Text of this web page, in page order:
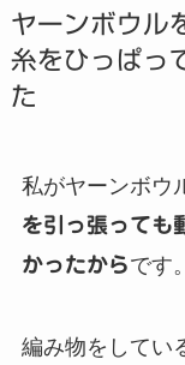
ヤーンボウル
糸をひっぱっ
た
私がヤーンボウ
を引っ張っても
かったからです。
編み物をしてい